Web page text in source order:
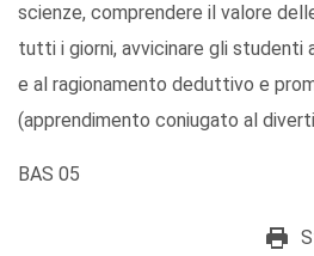
scienze, comprendere il valore
tutti i giorni, avvicinare gli studenti
e al ragionamento deduttivo e
(apprendimento coniugato al
BAS 05